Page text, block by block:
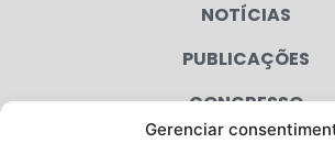
Gerenciar
NOTÍCIAS
PUBLICAÇÕES
CONGRESSO